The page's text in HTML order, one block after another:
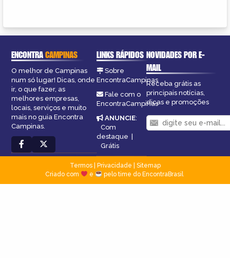
ENCONTRACAMPINAS
O melhor de Campinas
num só lugar! Dicas, onde
ir, o que fazer, as
melhores empresas,
locais, serviços e muito
mais no guia Encontra
Campinas.
LINKS RÁPIDOS
Sobre
EncontraCampinas
Fale com o
EncontraCampinas
ANUNCIE:
Com
destaque |
Grátis
NOVIDADES POR E-
MAIL
Receba grátis as
principais notícias,
dicas e promoções
Termos| Privacidade
Sitemap
Criado com
e pelo time do EncontraBrasil